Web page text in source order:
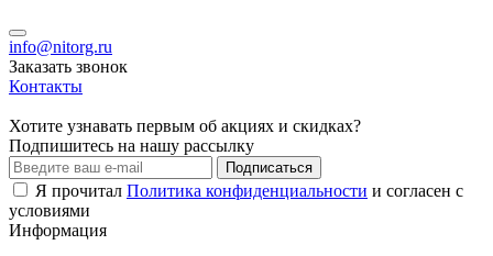
info@nitorg.ru
Заказать звонок
Контакты
Хотите узнавать первым об акциях и скидках?
Подпишитесь на нашу рассылку
Подписаться
Я прочитал Политика конфиденциальности и согласен с
условиями
Информация